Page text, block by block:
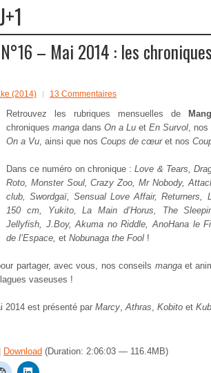
J+1
– Mai 2014 : les
(2014) 13 Commentaires
Retrouvez les rubriques mensuelles de
chroniques manga dans On a Lu et En Survol, nos
On a Vu, ainsi que nos Coups de cœuret nos
Dans ce numéro on chronique :Love & Tears,
Roto, Monster Soul, Crazy Zoo, Mr Nobody,
club, Swordgaï, Sensual Love Affair, Returners,
150 cm, Yukito, La Main d’Horus, The
Jellyfish, J.Boy, Akuma no Riddle, AnoHana le
de l’Espace, et Nobunaga the Fool !
partager, avec vous, nos conseils mangaet
vaseuses !
2014 est présenté par Marcy,Athras, Kobito et
Download (Duration: 2:06:03 — 116.4MB)